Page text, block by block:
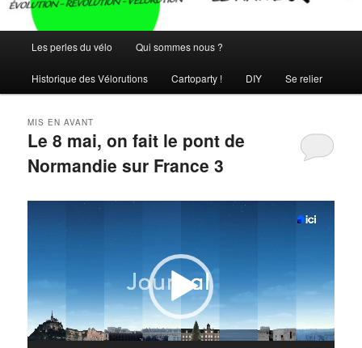
principal
Les perles du vélo Qui sommes nous ?
Historique des Vélorutions Cartoparty ! DIY Se relier
Le 8 mai, on fait le pont de
Normandie sur France 3
MIS EN AVANT